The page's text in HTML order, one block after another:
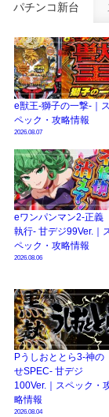
の幸せ空間、好感触
日遊協、ファン調査
歴20年以上が50％以
【2025年】エイプリ
月1日】
パチンコ新台
e獣王-獅子の一撃-｜ス
ペック・攻略情報
2026.08.07
eワンパンマン2-正義
執行- 甘デジ99Ver.｜
ペック・攻略情報
2026.08.06
Pうしおととら3-神の
せSPEC- 甘デジ
100Ver.｜スペック・
略情報
2026.08.04